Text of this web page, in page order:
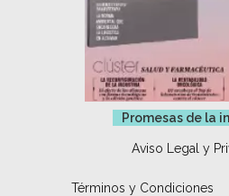
Promesas de la
Aviso Legal y
Términos y Condiciones